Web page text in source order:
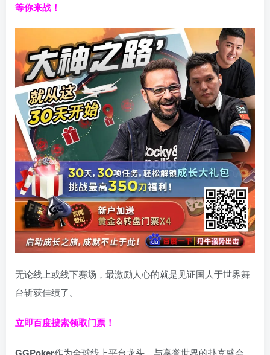
等你来战！
无论线上或线下赛场，最激励人心的就是见证国人于世界舞
台斩获佳绩了。
立即百度搜索领取门票！
GGPoker作为全球线上平台龙头，与享誉世界的扑克盛会